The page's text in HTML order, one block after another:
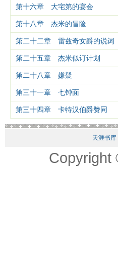
第十六章 大宅第的宴会
第十八章 杰米的冒险
第二十二章 雷兹奇女爵的说词
第二十五章 杰米似订计划
第二十八章 嫌疑
第三十一章 七钟面
第三十四章 卡特汉伯爵赞同
天涯书库|
Copyright